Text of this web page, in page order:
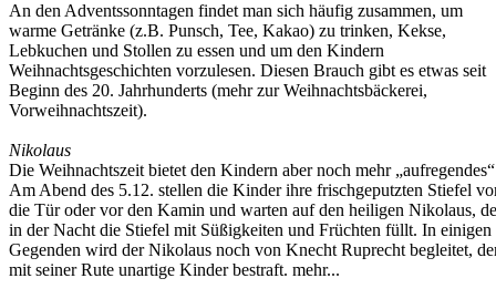
An den Adventssonntagen findet man sich häufig zusammen, um
warme Getränke (z.B. Punsch, Tee, Kakao) zu trinken, Kekse,
Lebkuchen und Stollen zu essen und um den Kindern
Weihnachtsgeschichten vorzulesen. Diesen Brauch gibt es etwas seit
Beginn des 20. Jahrhunderts (mehr zur Weihnachtsbäckerei,
Vorweihnachtszeit).
Nikolaus
Die Weihnachtszeit bietet den Kindern aber noch mehr
Am Abend des 5.12. stellen die Kinder ihre frischgeputzten Stiefel
die Tür oder vor den Kamin und warten auf den heiligen Nikolaus,
in der Nacht die Stiefel mit Süßigkeiten und Früchten füllt. In einigen
Gegenden wird der Nikolaus noch von Knecht Ruprecht begleitet,
mit seiner Rute unartige Kinder bestraft. mehr...